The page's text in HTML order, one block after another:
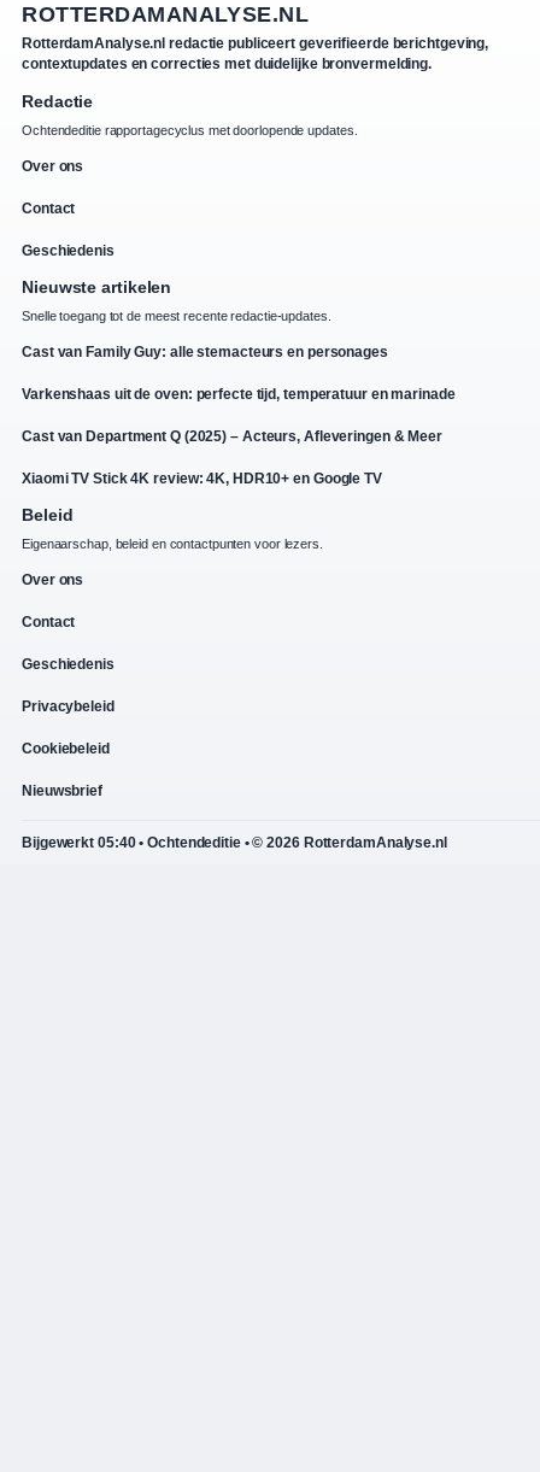
ROTTERDAMANALYSE.NL
RotterdamAnalyse.nl redactie publiceert geverifieerde berichtgeving,
contextupdates en correcties met duidelijke bronvermelding.
Redactie
Ochtendeditie rapportagecyclus met doorlopende updates.
Over ons
Contact
Geschiedenis
Nieuwste artikelen
Snelle toegang tot de meest recente redactie-updates.
Cast van Family Guy: alle stemacteurs en personages
Varkenshaas uit de oven: perfecte tijd, temperatuur en marinade
Cast van Department Q (2025) – Acteurs, Afleveringen & Meer
Xiaomi TV Stick 4K review: 4K, HDR10+ en Google TV
Beleid
Eigenaarschap, beleid en contactpunten voor lezers.
Over ons
Contact
Geschiedenis
Privacybeleid
Cookiebeleid
Nieuwsbrief
Bijgewerkt 05:40 • Ochtendeditie • © 2026 RotterdamAnalyse.nl